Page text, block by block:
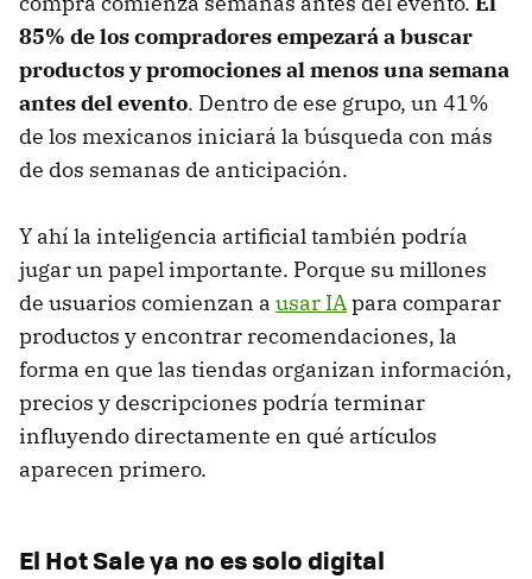
85% de los compradores empezará a buscar
productos y promociones al menos una semana
antes del evento. Dentro de ese grupo, un 41%
de los mexicanos iniciará la búsqueda con más
de dos semanas de anticipación.
Y ahí la inteligencia artificial también podría
jugar un papel importante. Porque su millones
de usuarios comienzan a usar IApara comparar
productos y encontrar recomendaciones, la
forma en que las tiendas organizan información,
precios y descripciones podría terminar
influyendo directamente en qué artículos
aparecen primero.
El Hot Sale ya no es solo digital